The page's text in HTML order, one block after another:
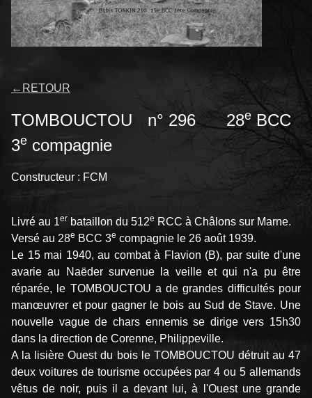
← RETOUR
TOMBOUCTOU n° 296 28eBCC
3e compagnie
Constructeur : FCM
Livré au 1er bataillon du 512e RCC à Châlons sur Marne.
Versé au 28e BCC 3e compagnie le 26 août 1939.
Le 15 mai 1940, au combat à Flavion (B), par suite d'une
avarie au Naëder survenue la veille et qui n'a pu être
réparée, le TOMBOUCTOU a de grandes difficultés pour
manœuvrer et pour gagner le bois au Sud de Stave. Une
nouvelle vague de chars ennemis se dirige vers 15h30
dans la direction de Corenne, Philippeville.
A la lisière Ouest du bois le TOMBOUCTOU détruit au 47
deux voitures de tourisme occupées par 4 ou 5 allemands
vêtus de noir, puis il a devant lui, à l'Ouest une grande